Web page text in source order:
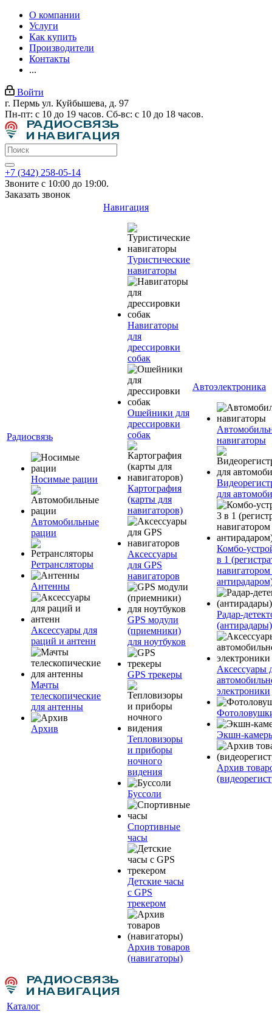
О компании
Услуги
Как купить
Производители
Контакты
...
Войти
г. Пермь ул. Куйбышева, д. 97
Пн-пт: с 10 до 19 часов. Сб-вс: с 10 до 18 часов.
+7 (342) 258-05-14
Звоните с 10:00 до 19:00.
Заказать звонок
Радиосвязь
Носимые рации
Автомобильные
рации
Ретрансляторы
Антенны
Аксессуары для
раций и антенн
Мачты
телескопические
для антенны
Архив
Навигация
Туристические
навигаторы
Навигаторы
для
дрессировки
собак
Ошейники для
дрессировки
собак
Картография
(карты для
навигаторов)
Аксессуары
для GPS
навигаторов
GPS модули
(приемники)
для ноутбуков
GPS трекеры
Тепловизоры
и приборы
ночного
видения
Буссоли
Спортивные
часы
Детские часы
с GPS
трекером
Архив товаров
(навигаторы)
Автоэлектроника
навигаторы
для
Комбо-
в 1
Радар-
(антирадары)
Аксессуары
электроники
Экшн-
Архив
Каталог